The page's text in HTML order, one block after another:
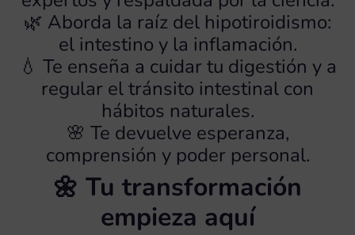
🌿 Aborda la raíz del hipotiroidismo:
el intestino y la inflamación.
💧 Te enseña a cuidar tu digestión y a
regular el tránsito intestinal con
hábitos naturales.
🌸 Te devuelve esperanza,
comprensión y poder personal.
🌼 Tu transformación
empieza aquí